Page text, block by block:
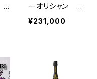
ーオリシャン
ベルエポックロ
¥231,000